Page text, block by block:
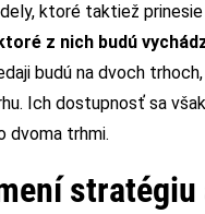
ktoré taktiež
z nich budú
budú na dvoch
Ich dostupnosť sa
dvoma trhmi.